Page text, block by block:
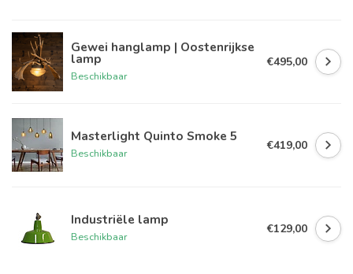
Gewei hanglamp | Oostenrijkse
lamp
Beschikbaar
€495,00
Masterlight Quinto Smoke 5
Beschikbaar
€419,00
Industriële lamp
Beschikbaar
€129,00